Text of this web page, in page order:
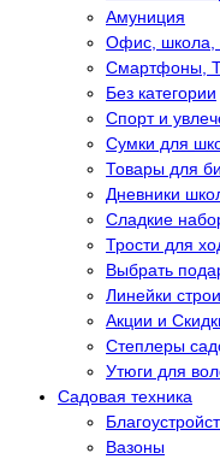
Амуниция
Офис, школа,
Смартфоны,
Без категории
Спорт и
Сумки для
Товары для
Дневники
Сладкие
Трости для
Выбрать
Линейки
Акции и
Степлеры
Утюги для
Садовая техника
Вазоны